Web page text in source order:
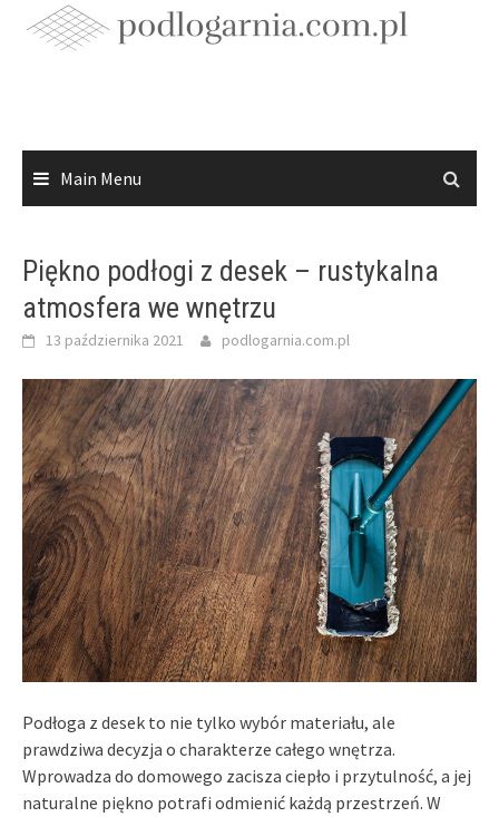
Main Menu
Piękno podłogi z desek – rustykalna
atmosfera we wnętrzu
13 października 2021 podlogarnia.com.pl
Podłoga z desek to nie tylko wybór materiału, ale
prawdziwa decyzja o charakterze całego wnętrza.
Wprowadza do domowego zacisza ciepło i przytulność, a jej
naturalne piękno potrafi odmienić każdą przestrzeń. W